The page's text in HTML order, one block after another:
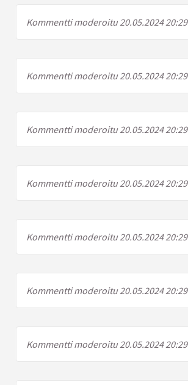
Kommentti moderoitu 20.05.2024 20:29
Kommentti moderoitu 20.05.2024 20:29
Kommentti moderoitu 20.05.2024 20:29
Kommentti moderoitu 20.05.2024 20:29
Kommentti moderoitu 20.05.2024 20:29
Kommentti moderoitu 20.05.2024 20:29
Kommentti moderoitu 20.05.2024 20:29